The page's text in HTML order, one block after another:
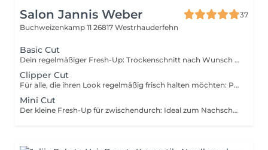
Salon Jannis Weber
37
Buchweizenkamp 11 26817 Westrhauderfehn
Basic Cut
Dein regelmäßiger Fresh-Up: Trockenschnitt nach Wunsch inklusive passendem Produktstyling für den perfekten Look.
Clipper Cut
Für alle, die ihren Look regelmäßig frisch halten möchten: Präziser Maschinenhaarschnitt oder ein schnelles Auffrischen der Seiten zwischen zwei größeren Haarschnitten.
Mini Cut
Der kleine Fresh-Up für zwischendurch: Ideal zum Nachschneiden von Konturen, dem Auffrischen des Nackens oder Kürzen des Ponys. Perfekt, wenn nur kleine Anpassungen nötig sind und dein Look schnell wieder sauber sitzen soll.